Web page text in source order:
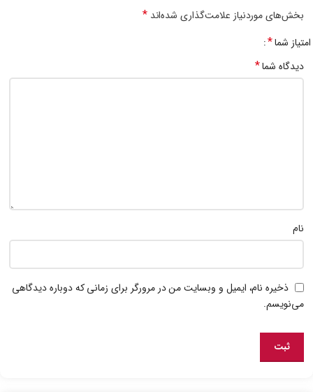
بخش‌های موردنیاز علامت‌گذاری شده‌اند*
امتیاز شما*
دیدگاه شما*
نام
ذخیره نام، ایمیل و وبسایت من در مرورگر برای زمانی که دوباره دیدگاهی
می‌نویسم.